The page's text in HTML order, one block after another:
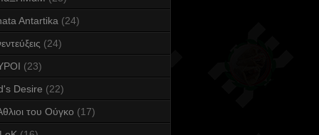
Antartika (24)
(24)
(23)
Desire (22)
του Ούγκο (17)